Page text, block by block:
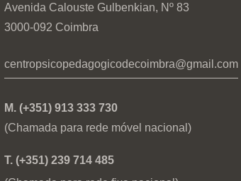
Avenida Calouste Gulbenkian, Nº 83
3000-092 Coimbra
centropsicopedagogicodecoimbra@gmail.com
M. (+351) 913 333 730
(Chamada para rede móvel nacional)
T. (+351) 239 714 485